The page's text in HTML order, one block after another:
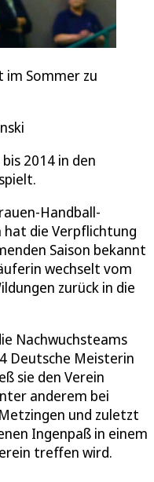
im Sommer zu
2014 in den
Handball-
hat die Verpflichtung
Saison bekannt
wechselt vom
zurück in die
Nachwuchsteams
Deutsche Meisterin
sie den Verein
anderem bei
und zuletzt
Ingenpaß in einem
treffen wird.